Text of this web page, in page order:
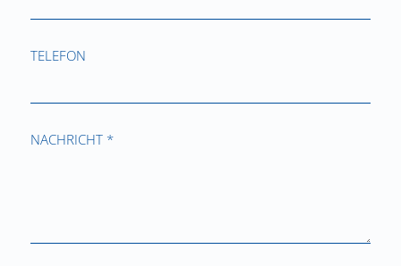
TELEFON
NACHRICHT *